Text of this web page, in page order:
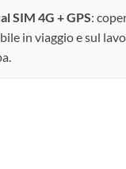
SIM 4G + GPS:
in viaggio e sul